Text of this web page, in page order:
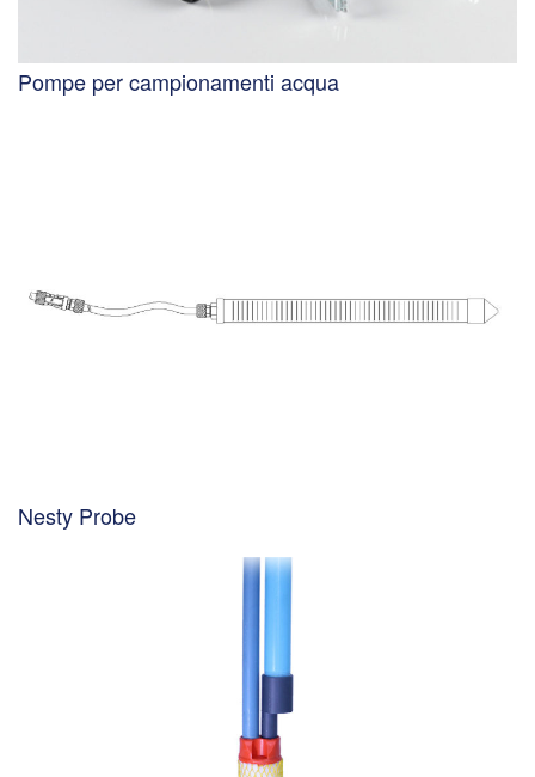
Pompe per campionamenti acqua
Nesty Probe